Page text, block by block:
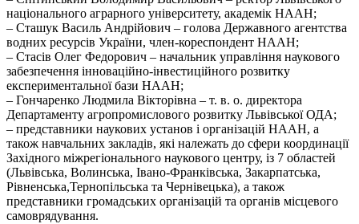
національного аграрного університету, академік НААН;
‒ Сташук Василь Андрійович ‒ голова Державного агентства
водних ресурсів України, член-кореспондент НААН;
‒ Стасів Олег Федорович ‒ начальник управління наукового
забезпечення інноваційно-інвестиційного розвитку
експериментальної бази НААН;
‒ Гончаренко Людмила Вікторівна ‒ т. в. о. директора
Департаменту агропромислового розвитку Львівської ОДА;
‒ представники наукових установ і організацій НААН, а
також навчальних закладів, які належать до сфери координації
Західного міжрегіонального наукового центру, із 7 областей
(Львівська, Волинська, Івано-Франківська, Закарпатська,
Рівненська,Тернопільська та Чернівецька), а також
представники громадських організацій та органів місцевого
самоврядування.